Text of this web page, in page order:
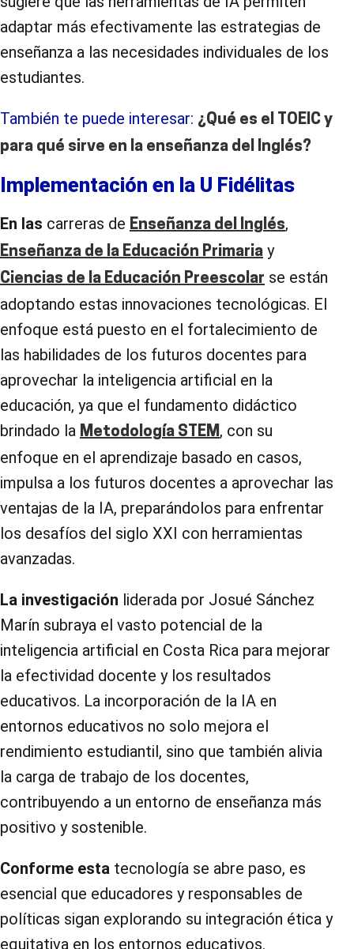
adaptar más efectivamente las estrategias de
enseñanza a las necesidades individuales de los
estudiantes.
También te puede interesar: ¿Qué es el TOEIC y
para qué sirve en la enseñanza del Inglés?
Implementación en la U Fidélitas
En las carreras de Enseñanza del Inglés,
Enseñanza de la Educación Primaria y
Ciencias de la Educación Preescolar se están
adoptando estas innovaciones tecnológicas. El
enfoque está puesto en el fortalecimiento de
las habilidades de los futuros docentes para
aprovechar la inteligencia artificial en la
educación, ya que el fundamento didáctico
brindado la Metodología STEM, con su
enfoque en el aprendizaje basado en casos,
impulsa a los futuros docentes a aprovechar las
ventajas de la IA, preparándolos para enfrentar
los desafíos del siglo XXI con herramientas
avanzadas.
La investigación liderada por Josué Sánchez
Marín subraya el vasto potencial de la
inteligencia artificial en Costa Rica para mejorar
la efectividad docente y los resultados
educativos. La incorporación de la IA en
entornos educativos no solo mejora el
rendimiento estudiantil, sino que también alivia
la carga de trabajo de los docentes,
contribuyendo a un entorno de enseñanza más
positivo y sostenible.
Conforme esta tecnología se abre paso, es
esencial que educadores y responsables de
políticas sigan explorando su integración ética y
equitativa en los entornos educativos.